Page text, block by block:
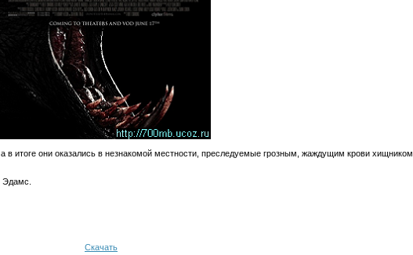
в итоге они оказались в незнакомой местности, преследуемые грозным, жаждущим крови хищником.
Скачать